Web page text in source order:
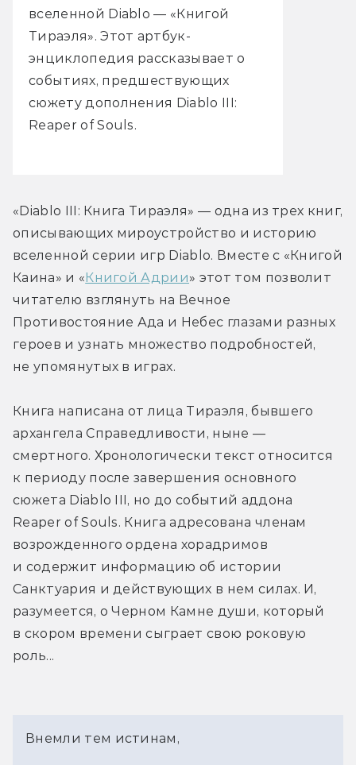
вселенной Diablo — «Книгой
Тираэля». Этот артбук-
энциклопедия рассказывает о
событиях, предшествующих
сюжету дополнения Diablo III:
Reaper of Souls.
«Diablo III: Книга Тираэля» — одна из трех книг,
описывающих мироустройство и историю
вселенной серии игр Diablo. Вместе с «Книгой
Каина» и «Книгой Адрии» этот том позволит
читателю взглянуть на Вечное
Противостояние Ада и Небес глазами разных
героев и узнать множество подробностей,
не упомянутых в играх.
Книга написана от лица Тираэля, бывшего
архангела Справедливости, ныне —
смертного. Хронологически текст относится
к периоду после завершения основного
сюжета Diablo III, но до событий аддона
Reaper of Souls. Книга адресована членам
возрожденного ордена хорадримов
и содержит информацию об истории
Санктуария и действующих в нем силах. И,
разумеется, о Черном Камне души, который
в скором времени сыграет свою роковую
роль...
Внемли тем истинам,